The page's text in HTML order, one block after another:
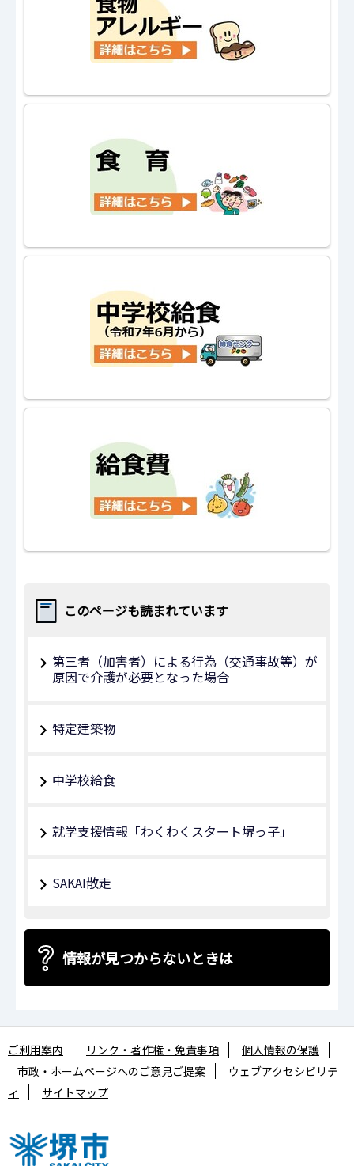
このページも読まれています
第三者（加害者）による行為（交通事故等）が
原因で介護が必要となった場合
特定建築物
中学校給食
就学支援情報「わくわくスタート堺っ子」
SAKAI散走
情報が見つからないときは
ご利用案内 リンク・著作権・免責事項
個人情報の保護
市政・ホームページへのご意見ご提案
ウェブアクセシビリテ
ィ
サイトマップ